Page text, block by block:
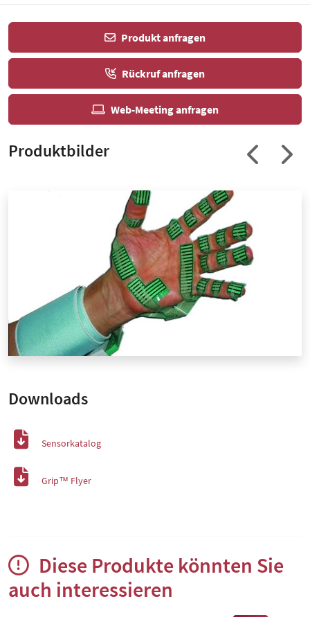
Produkt anfragen
Rückruf anfragen
Web-Meeting anfragen
Produktbilder
Downloads
Sensorkatalog
Grip™ Flyer
Diese Produkte könnten Sie
auch interessieren